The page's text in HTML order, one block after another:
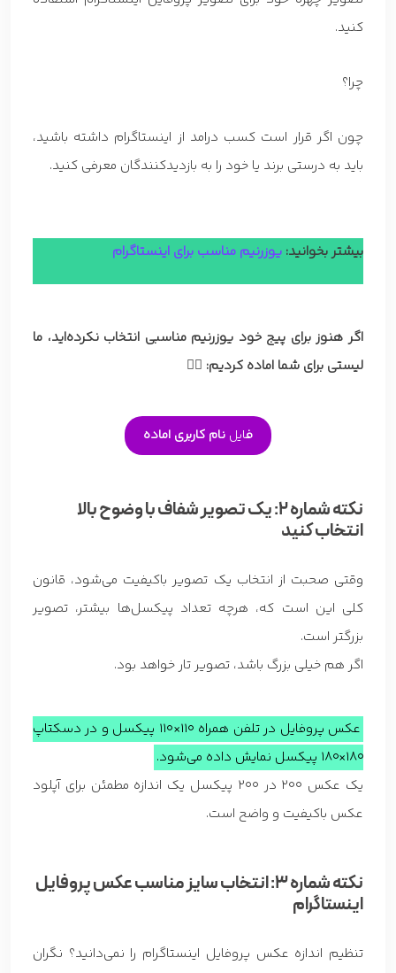
کنید.
چرا؟
چون اگر قرار است کسب درامد از اینستاگرام داشته باشید،
باید به درستی برند یا خود را به بازدیدکنندگان معرفی کنید.
بیشتر بخوانید: یوزرنیم مناسب برای اینستاگرام
اگر هنوز برای پیج خود یوزرنیم مناسبی انتخاب نکرده‌اید، ما
لیستی برای شما اماده کردیم: 👇🏼
فایل نام کاربری اماده
نکته شماره 2: یک تصویر شفاف با وضوح بالا
انتخاب کنید
وقتی صحبت از انتخاب یک تصویر باکیفیت می‌شود، قانون
کلی این است که، هرچه تعداد پیکسل‌ها بیشتر، تصویر
بزرگتر است.
اگر هم خیلی بزرگ باشد، تصویر تار خواهد بود.
عکس پروفایل در تلفن همراه 110×110 پیکسل و در دسکتاپ
180×180 پیکسل نمایش داده می‌شود.
یک عکس 200 در 200 پیکسل یک اندازه مطمئن برای آپلود
عکس باکیفیت و واضح است.
نکته شماره 3: انتخاب سایز مناسب عکس پروفایل
اینستاگرام
تنظیم اندازه عکس پروفایل اینستاگرام را نمی‌دانید؟ نگران